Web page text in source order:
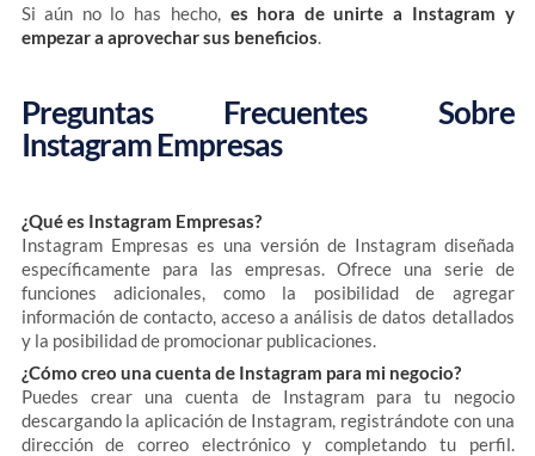
Si aún no lo has hecho, es hora de unirte a Instagram y
empezar a aprovechar sus beneficios
Preguntas Frecuentes Sobre
Instagram Empresas
¿Qué es Instagram Empresas?
Instagram Empresas es una versión de Instagram diseñada
específicamente para las empresas. Ofrece una serie de
funciones adicionales, como la posibilidad de agregar
información de contacto, acceso a análisis de datos detallados
y la posibilidad de promocionar publicaciones.
¿Cómo creo una cuenta de Instagram para mi negocio?
Puedes crear una cuenta de Instagram para tu negocio
descargando la aplicación de Instagram, registrándote con una
dirección de correo electrónico y completando tu perfil.